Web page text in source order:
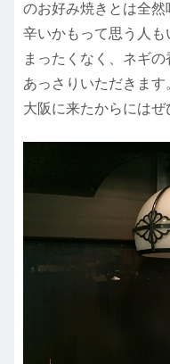
のお好み焼きとは全然
辛いかもって思う人
まったくなく、ネギ
あっさりいただきます
大阪に来たからにはぜ